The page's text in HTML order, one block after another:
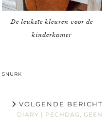
De leukste kleuren voor de
kinderkamer
SNURK
VOLGENDE BERICHT
DIARY | PECHDAG, GEEN